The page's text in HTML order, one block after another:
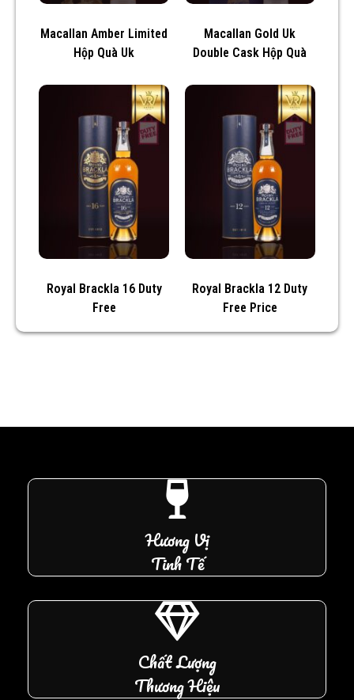
Macallan Amber Limited
Hộp Quà Uk
Macallan Gold Uk
Double Cask Hộp Quà
Royal Brackla 16 Duty
Free
Royal Brackla 12 Duty
Free Price
Hương Vị
Tinh Tế
Chất Lượng
Thương Hiệu